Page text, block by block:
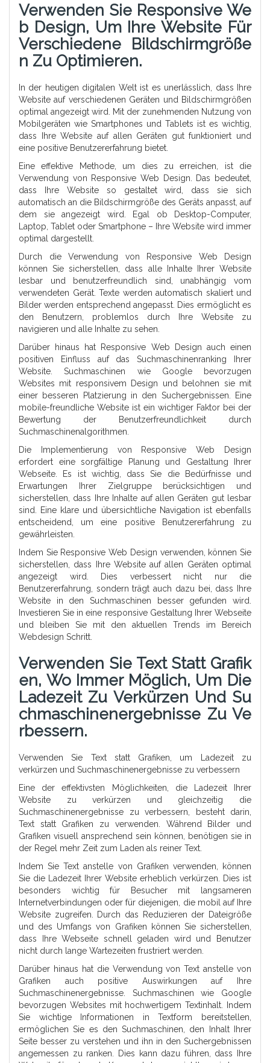
Verwenden Sie Responsive We
B Design, Um Ihre Website Für
Verschiedene Bildschirmgröße
N Zu Optimieren.
In der heutigen digitalen Welt ist es unerlässlich, dass Ihre
Website auf verschiedenen Geräten und Bildschirmgrößen
optimal angezeigt wird. Mit der zunehmenden Nutzung von
Mobilgeräten wie Smartphones und Tablets ist es wichtig,
dass Ihre Website auf allen Geräten gut funktioniert und
eine positive Benutzererfahrung bietet.
Eine effektive Methode, um dies zu erreichen, ist die
Verwendung von Responsive Web Design. Das bedeutet,
dass Ihre Website so gestaltet wird, dass sie sich
automatisch an die Bildschirmgröße des Geräts anpasst, auf
dem sie angezeigt wird. Egal ob Desktop-Computer,
Laptop, Tablet oder Smartphone – Ihre Website wird immer
optimal dargestellt.
Durch die Verwendung von Responsive Web Design
können Sie sicherstellen, dass alle Inhalte Ihrer Website
lesbar und benutzerfreundlich sind, unabhängig vom
verwendeten Gerät. Texte werden automatisch skaliert und
Bilder werden entsprechend angepasst. Dies ermöglicht es
den Benutzern, problemlos durch Ihre Website zu
navigieren und alle Inhalte zu sehen.
Darüber hinaus hat Responsive Web Design auch einen
positiven Einfluss auf das Suchmaschinenranking Ihrer
Website. Suchmaschinen wie Google bevorzugen
Websites mit responsivem Design und belohnen sie mit
einer besseren Platzierung in den Suchergebnissen. Eine
mobile-freundliche Website ist ein wichtiger Faktor bei der
Bewertung der Benutzerfreundlichkeit durch
Suchmaschinenalgorithmen.
Die Implementierung von Responsive Web Design
erfordert eine sorgfältige Planung und Gestaltung Ihrer
Webseite. Es ist wichtig, dass Sie die Bedürfnisse und
Erwartungen Ihrer Zielgruppe berücksichtigen und
sicherstellen, dass Ihre Inhalte auf allen Geräten gut lesbar
sind. Eine klare und übersichtliche Navigation ist ebenfalls
entscheidend, um eine positive Benutzererfahrung zu
gewährleisten.
Indem Sie Responsive Web Design verwenden, können Sie
sicherstellen, dass Ihre Website auf allen Geräten optimal
angezeigt wird. Dies verbessert nicht nur die
Benutzererfahrung, sondern trägt auch dazu bei, dass Ihre
Website in den Suchmaschinen besser gefunden wird.
Investieren Sie in eine responsive Gestaltung Ihrer Webseite
und bleiben Sie mit den aktuellen Trends im Bereich
Webdesign Schritt.
Verwenden Sie Text Statt Grafik
En, Wo Immer Möglich, Um Die
Ladezeit Zu Verkürzen Und Su
Chmaschinenergebnisse Zu Ve
Rbessern.
Verwenden Sie Text statt Grafiken, um Ladezeit zu
verkürzen und Suchmaschinenergebnisse zu verbessern
Eine der effektivsten Möglichkeiten, die Ladezeit Ihrer
Website zu verkürzen und gleichzeitig die
Suchmaschinenergebnisse zu verbessern, besteht darin,
Text statt Grafiken zu verwenden. Während Bilder und
Grafiken visuell ansprechend sein können, benötigen sie in
der Regel mehr Zeit zum Laden als reiner Text.
Indem Sie Text anstelle von Grafiken verwenden, können
Sie die Ladezeit Ihrer Website erheblich verkürzen. Dies ist
besonders wichtig für Besucher mit langsameren
Internetverbindungen oder für diejenigen, die mobil auf Ihre
Website zugreifen. Durch das Reduzieren der Dateigröße
und des Umfangs von Grafiken können Sie sicherstellen,
dass Ihre Webseite schnell geladen wird und Benutzer
nicht durch lange Wartezeiten frustriert werden.
Darüber hinaus hat die Verwendung von Text anstelle von
Grafiken auch positive Auswirkungen auf Ihre
Suchmaschinenergebnisse. Suchmaschinen wie Google
bevorzugen Websites mit hochwertigem Textinhalt. Indem
Sie wichtige Informationen in Textform bereitstellen,
ermöglichen Sie es den Suchmaschinen, den Inhalt Ihrer
Seite besser zu verstehen und ihn in den Suchergebnissen
angemessen zu ranken. Dies kann dazu führen, dass Ihre